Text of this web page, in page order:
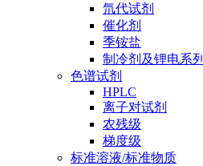
氘代试剂
催化剂
季铵盐
制冷剂及锂电系列
色谱试剂
HPLC
离子对试剂
农残级
梯度级
标准溶液/标准物质